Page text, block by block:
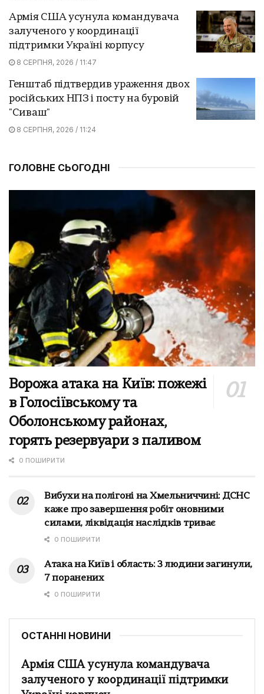
Армія США усунула командувача
залученого у координації
підтримки Україні корпусу
8 СЕРПНЯ, 2026 / 11:47
Генштаб підтвердив ураження двох
російських НПЗ і посту на буровій
"Сиваш"
8 СЕРПНЯ, 2026 / 11:24
ГОЛОВНЕ СЬОГОДНІ
Ворожа атака на Київ: пожежі
в Голосіївському та
Оболонському районах,
горять резервуари з паливом
0 ПОШИРИТИ
Вибухи на полігоні на Хмельниччині: ДСНС
каже про завершення робіт оновними
силами, ліквідація наслідків триває
0 ПОШИРИТИ
Атака на Київ і область: 3 людини загинули,
7 поранених
0 ПОШИРИТИ
ОСТАННІ НОВИНИ
Армія США усунула командувача
залученого у координації підтримки